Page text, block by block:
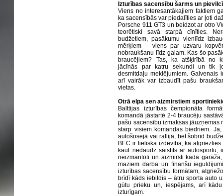
Izturības sacensību šarms un
Viens no interesantākajiem faktiem
ka sacensībās var piedalīties ar ļoti
Porsche 911 GT3 un beidzot ar otro
teorētiski savā starpā cīnīties.
budžetiem, pasākumu vienlīdz
mērķiem – viens par uzvaru
nobraukšanu līdz galam. Kas šo
braucējiem? Tas, ka atšķirībā no
jācīnās par katru sekundi un tik
desmitdaļu meklējumiem. Galvenais
arī vairāk var izbaudīt pašu
vietas.
Otrā elpa sen aizmirstiem
Balttijas izturības čempionāta
komandā jāstartē 2-4 braucēju
pašu sacensību izmaksas jāuzņemas
starp visiem komandas biedriem.
autošosejā vai rallijā, bet šobrīd
BEC ir lieliska izdevība, kā
kaut nedaudz saistīts ar
neizmantoti un aizmirsti kādā
maziem darba un finanšu
izturības sacensību formātam,
brīdī kāds iebildīs – ātru sporta auto
gūtu prieku un, iespējams, arī
izturīgam.